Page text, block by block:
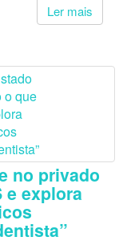
Ler mais
no privado
e explora